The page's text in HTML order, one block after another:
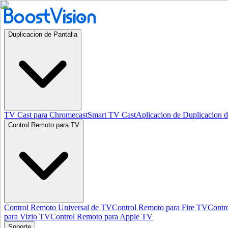
Duplicacion de Pantalla
TV Cast para ChromecastSmart TV CastAplicacion de Duplicacion
Control Remoto para TV
Control Remoto Universal de TVControl Remoto para Fire TV
para Vizio TVControl Remoto para Apple TV